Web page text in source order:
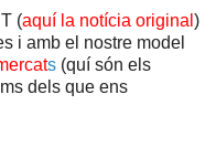
(aquí la notícia original )
i amb el nostre model
s (quí són els
dels que ens